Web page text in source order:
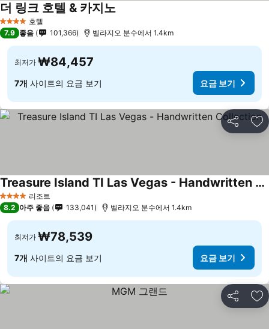
4 성급 호텔
더 링크 호텔 & 카지노요금 보기
7.9 좋음 101,366 벨라지오 분수에서 1.4km
최저가 ₩84,457
7개 사이트의 요금 보기 요금 보기
공유 즐
4 성급 리조트
Treasure Island TI Las Vegas - Handwritten Collection
요금 보기
8.2 아주 좋음 133,041 벨라지오 분수에서 1.4km
최저가 ₩78,539
7개 사이트의 요금 보기 요금 보기
공유 즐